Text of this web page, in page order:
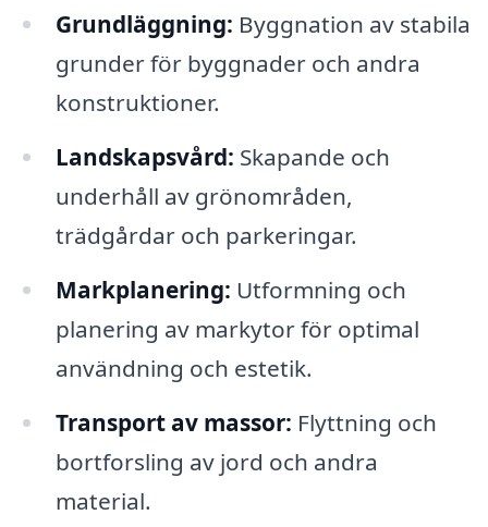
Grundläggning: Byggnation av stabila
grunder för byggnader och andra
konstruktioner.
Landskapsvård: Skapande och
underhåll av grönområden,
trädgårdar och parkeringar.
Markplanering: Utformning och
planering av markytor för optimal
användning och estetik.
Transport av massor: Flyttning och
bortforsling av jord och andra
material.